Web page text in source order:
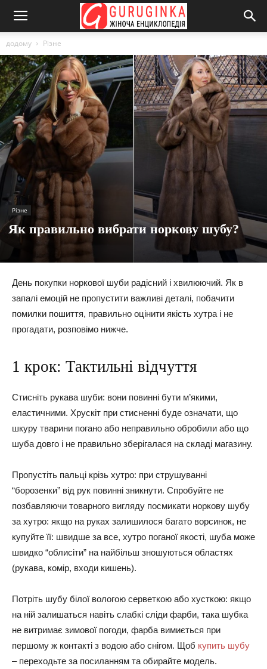
додому Різне
Різне
Як правильно вибрати норкову шубу?
День покупки норкової шуби радісний і хвилюючий. Як в
запалі емоцій не пропустити важливі деталі, побачити
помилки пошиття, правильно оцінити якість хутра і не
прогадати, розповімо нижче.
1 крок: Тактильні відчуття
Стисніть рукава шуби: вони повинні бути м’якими,
еластичними. Хрускіт при стисненні буде означати, що
шкуру тварини погано або неправильно обробили або що
шуба довго і не правильно зберігалася на складі магазину.
Пропустіть пальці крізь хутро: при струшуванні
“борозенки” від рук повинні зникнути. Спробуйте не
позбавляючи товарного вигляду посмикати норкову шубу
за хутро: якщо на руках залишилося багато ворсинок, не
купуйте її: швидше за все, хутро поганої якості, шуба може
швидко “облисіти” на найбільш зношуються областях
(рукава, комір, входи кишень).
Потріть шубу білої вологою серветкою або хусткою: якщо
на ній залишаться навіть слабкі сліди фарби, така шубка
не витримає зимової погоди, фарба вимиється при
першому ж контакті з водою або снігом. Щоб купить шубу
– переходьте за посиланням та обирайте модель.